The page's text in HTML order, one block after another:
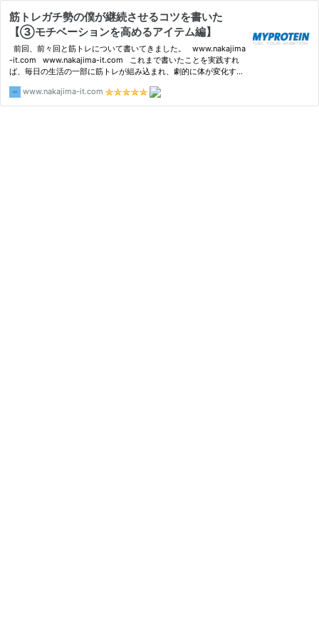
筋トレガチ勢の僕が継続させるコツを書いた
【③モチベーションを高めるアイテム編】
前回、前々回と筋トレについて書いてきました。 www.nakajima
-it.com www.nakajima-it.com これまで書いたことを実践すれ
ば、毎日の生活の一部に筋トレが組み込まれ、劇的に体が変化する
www.nakajima-it.com